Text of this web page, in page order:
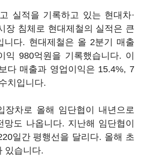
실적을 기록하고 있는 현대차·
장 침체로 현대제철의 실적은 큰
니다. 현대제철은 올 2분기 매출
익 980억원을 기록했습니다. 이
다 매출과 영업이익은 15.4%, 7
치입니다.
장차로 올해 임단협이 내년으로
망도 나옵니다. 지난해 임단협이
일간 평행선을 달리다. 올해 초
있습니다.